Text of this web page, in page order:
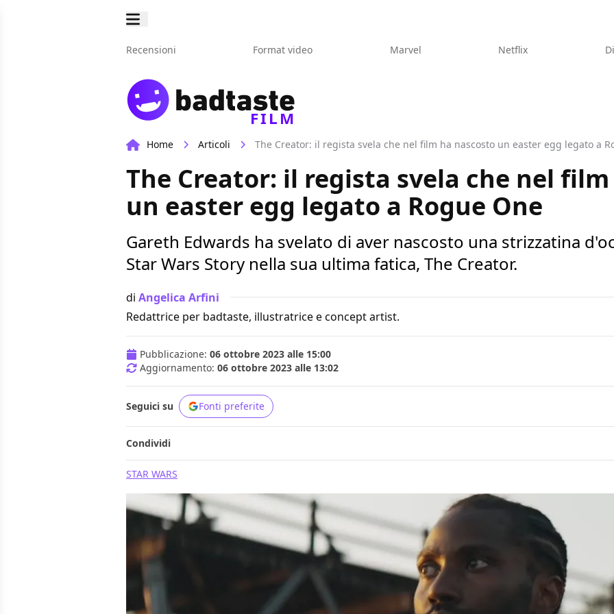
Recensioni Format video Marvel Netflix
FILM
Home Articoli The Creator: il regista svela che nel film ha nascosto un easter egg legato a
The Creator: il regista svela che nel
un easter egg legato a Rogue One
Gareth Edwards ha svelato di aver nascosto una strizzatina
Star Wars Story nella sua ultima fatica, The Creator.
di Angelica Arfini
Redattrice per badtaste, illustratrice e concept artist.
Pubblicazione: 06 ottobre 2023 alle 15:00
Aggiornamento: 06 ottobre 2023 alle 13:02
Seguici su Fonti preferite
Condividi
STAR WARS